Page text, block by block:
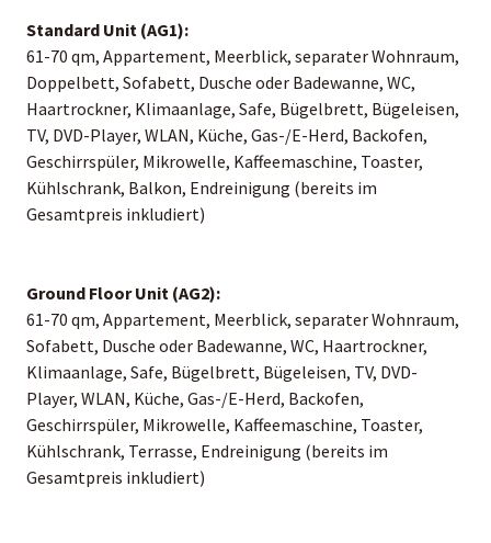
Standard Unit (AG1):
61-70 qm, Appartement, Meerblick, separater Wohnraum,
Doppelbett, Sofabett, Dusche oder Badewanne, WC,
Haartrockner, Klimaanlage, Safe, Bügelbrett, Bügeleisen,
TV, DVD-Player, WLAN, Küche, Gas-/E-Herd, Backofen,
Geschirrspüler, Mikrowelle, Kaffeemaschine, Toaster,
Kühlschrank, Balkon, Endreinigung (bereits im
Gesamtpreis inkludiert)
Ground Floor Unit (AG2):
61-70 qm, Appartement, Meerblick, separater Wohnraum,
Sofabett, Dusche oder Badewanne, WC, Haartrockner,
Klimaanlage, Safe, Bügelbrett, Bügeleisen, TV, DVD-
Player, WLAN, Küche, Gas-/E-Herd, Backofen,
Geschirrspüler, Mikrowelle, Kaffeemaschine, Toaster,
Kühlschrank, Terrasse, Endreinigung (bereits im
Gesamtpreis inkludiert)